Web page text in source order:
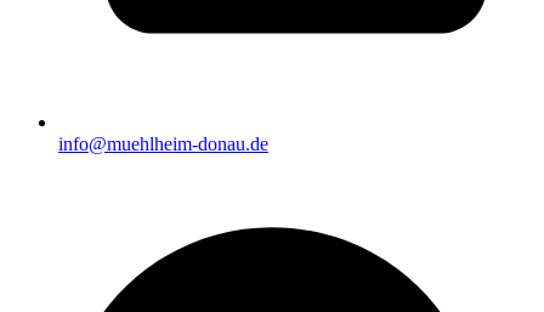
info@muehlheim-donau.de